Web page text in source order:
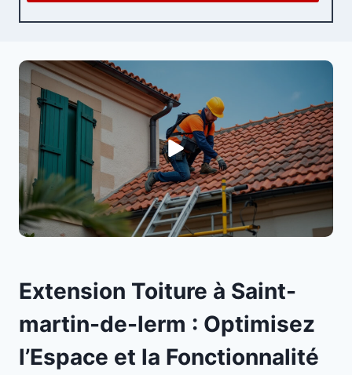
Extension Toiture à Saint-
martin-de-lerm : Optimisez
l’Espace et la Fonctionnalité